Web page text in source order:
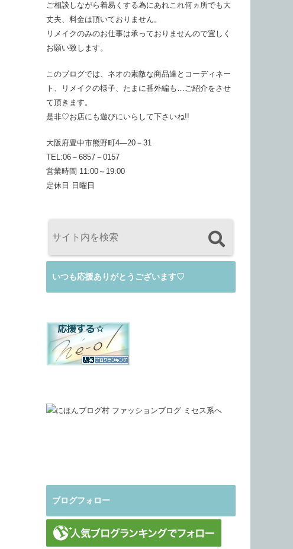
ご相談しながら着易くする為にあれこれ何ヵ所でも大
丈夫、料金は頂いておりません。
リメイクのみのお仕事は承っておりませんので宜しく
お願い致します。
このブログでは、ネオの素敵な商品達とコーディネー
ト、リメイクの様子、たまに番外編も…ご紹介をさせ
て頂きます。
是非♡お店にも遊びにいらして下さいね!!
大阪府豊中市熊野町4―20－31
TEL:06－6857－0157
営業時間 11:00～19:00
定休日 日曜日
いつも応援ありがとうございます♡
ブログフォロー